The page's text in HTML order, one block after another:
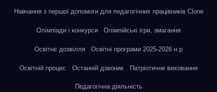
Навчання з першої допомоги для педагогічних працівників Clone
Олімпіади і конкурси Олімпійські ігри, змагання
Освітнє дозвілля Освітні програми 2025-2026 н.р
Освітній процес Останній дзвоник Патріотичне виховання
Педагогічна діяльність